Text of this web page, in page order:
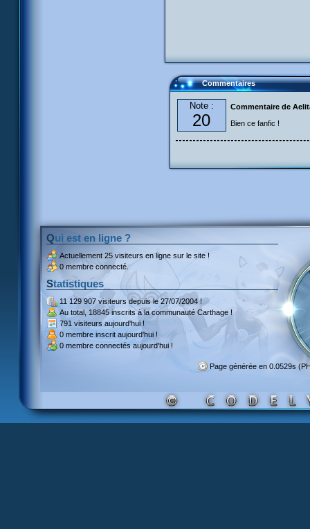
Commentaires
Note :
20
Commentaire de
Bien ce fanfic !
Qui est en ligne ?
Actuellement 25 visiteurs en ligne sur le site !
0 membre connecté.
Statistiques
11 129 907 visiteursdepuis le 27/07/2004 !
Au total, 18845 inscritsà la communauté Carthage !
791 visiteurs aujourd'hui !
0 membre inscrit aujourd'hui !
0 membre connectés aujourd'hui !
Page générée en 0.0529s